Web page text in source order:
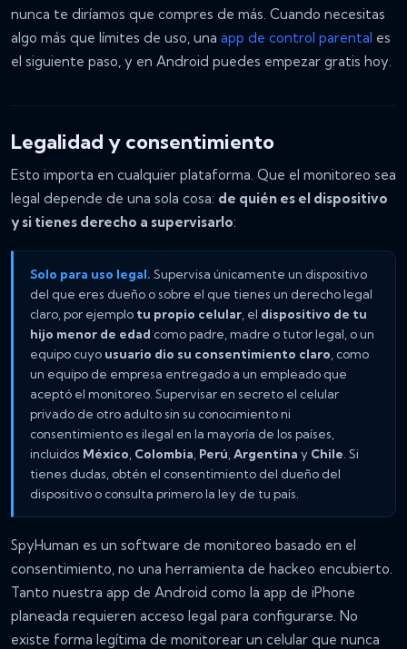
nunca te diríamos que compres de más. Cuando necesitas
algo más que límites de uso, una app de control parental es
el siguiente paso, y en Android puedes empezar gratis hoy.
Legalidad y consentimiento
Esto importa en cualquier plataforma. Que el monitoreo sea
legal depende de una sola cosa: de quién es el dispositivo
y si tienes derecho a supervisarlo:
Solo para uso legal. Supervisa únicamente un dispositivo
del que eres dueño o sobre el que tienes un derecho legal
claro, por ejemplo tu propio celular , el dispositivo de tu
hijo menor de edad como padre, madre o tutor legal, o un
equipo cuyo usuario dio su consentimiento claro , como
un equipo de empresa entregado a un empleado que
aceptó el monitoreo. Supervisar en secreto el celular
privado de otro adulto sin su conocimiento ni
consentimiento es ilegal en la mayoría de los países,
incluidos México Colombia Perú Argentina y Chile . Si
tienes dudas, obtén el consentimiento del dueño del
dispositivo o consulta primero la ley de tu país.
SpyHuman es un software de monitoreo basado en el
consentimiento, no una herramienta de hackeo encubierto.
Tanto nuestra app de Android como la app de iPhone
planeada requieren acceso legal para configurarse. No
existe forma legítima de monitorear un celular que nunca